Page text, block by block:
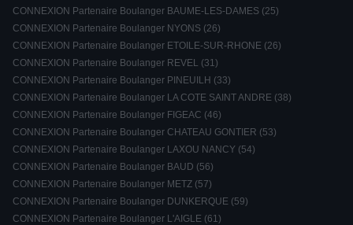
CONNEXION Partenaire Boulanger BAUME-LES-DAMES (25)
CONNEXION Partenaire Boulanger NYONS (26)
CONNEXION Partenaire Boulanger ETOILE-SUR-RHONE (26)
CONNEXION Partenaire Boulanger REVEL (31)
CONNEXION Partenaire Boulanger PINEUILH (33)
CONNEXION Partenaire Boulanger LA COTE SAINT ANDRE (38)
CONNEXION Partenaire Boulanger FIGEAC (46)
CONNEXION Partenaire Boulanger CHATEAU GONTIER (53)
CONNEXION Partenaire Boulanger LAXOU NANCY (54)
CONNEXION Partenaire Boulanger BAUD (56)
CONNEXION Partenaire Boulanger METZ (57)
CONNEXION Partenaire Boulanger DUNKERQUE (59)
CONNEXION Partenaire Boulanger L'AIGLE (61)